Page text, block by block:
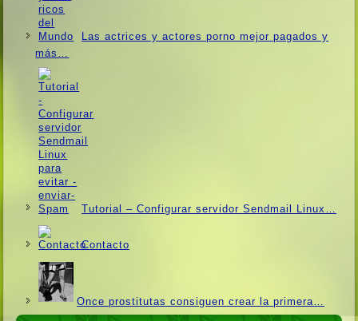
Las actrices y actores porno mejor pagados y
más…
Tutorial – Configurar servidor Sendmail Linux…
Contacto
Once prostitutas consiguen crear la primera…